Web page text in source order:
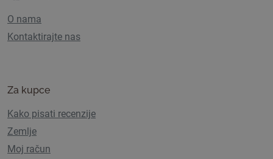
O nama
Kontaktirajte nas
Za kupce
Kako pisati recenzije
Zemlje
Moj račun